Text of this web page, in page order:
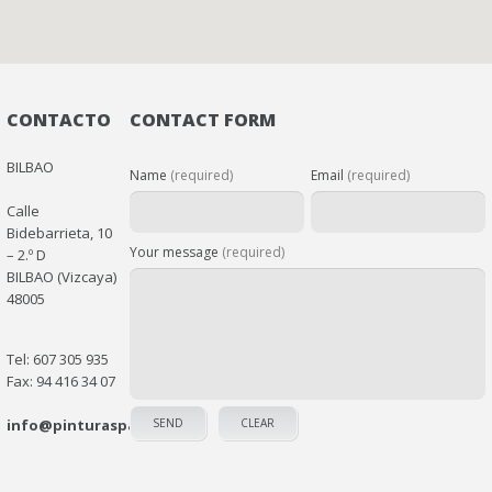
CONTACTO
BILBAO
Calle
Bidebarrieta, 10
– 2.º D
BILBAO (Vizcaya)
48005
Tel: 607 305 935
Fax: 94 416 34 07
info@pinturaspaint.com
CONTACT FORM
Name (required) Email (required)
Your message (required)